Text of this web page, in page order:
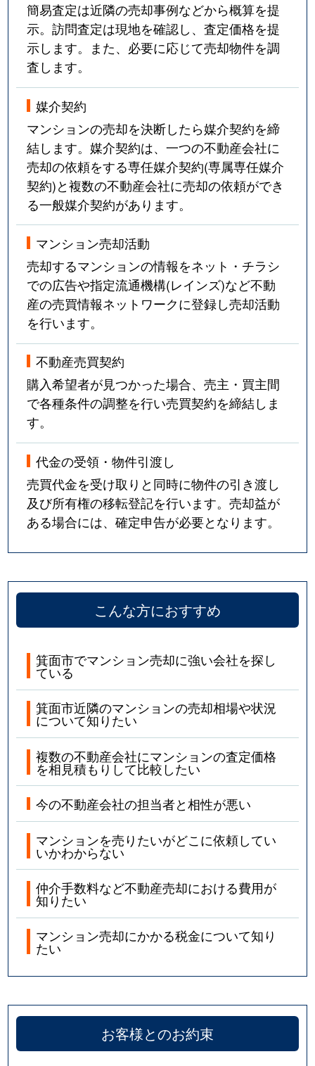
簡易査定は近隣の売却事例などから概算を提
示。訪問査定は現地を確認し、査定価格を提
示します。また、必要に応じて売却物件を調
査します。
媒介契約
マンションの売却を決断したら媒介契約を締
結します。媒介契約は、一つの不動産会社に
売却の依頼をする専任媒介契約(専属専任媒介
契約)と複数の不動産会社に売却の依頼ができ
る一般媒介契約があります。
マンション売却活動
売却するマンションの情報をネット・チラシ
での広告や指定流通機構(レインズ)など不動
産の売買情報ネットワークに登録し売却活動
を行います。
不動産売買契約
購入希望者が見つかった場合、売主・買主間
で各種条件の調整を行い売買契約を締結しま
す。
代金の受領・物件引渡し
売買代金を受け取りと同時に物件の引き渡し
及び所有権の移転登記を行います。売却益が
ある場合には、確定申告が必要となります。
こんな方におすすめ
箕面市でマンション売却に強い会社を探し
ている
箕面市近隣のマンションの売却相場や状況
について知りたい
複数の不動産会社にマンションの査定価格
を相見積もりして比較したい
今の不動産会社の担当者と相性が悪い
マンションを売りたいがどこに依頼してい
いかわからない
仲介手数料など不動産売却における費用が
知りたい
マンション売却にかかる税金について知り
たい
お客様とのお約束